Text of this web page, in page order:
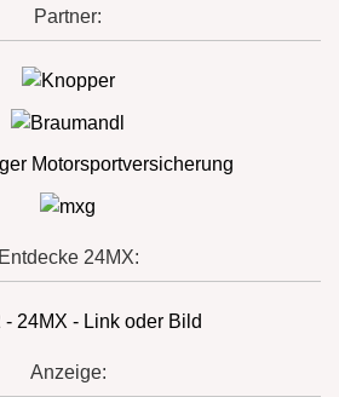
Partner:
Entdecke 24MX:
Anzeige: